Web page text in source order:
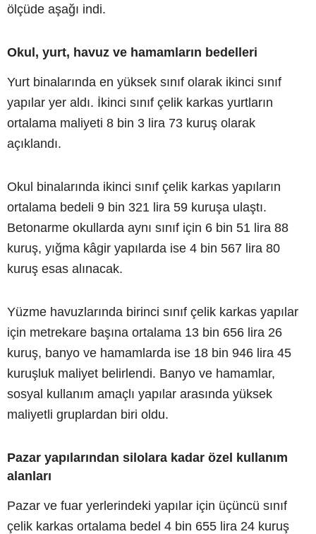
ölçüde aşağı indi.
Okul, yurt, havuz ve hamamların bedelleri
Yurt binalarında en yüksek sınıf olarak ikinci sınıf
yapılar yer aldı. İkinci sınıf çelik karkas yurtların
ortalama maliyeti 8 bin 3 lira 73 kuruş olarak
açıklandı.
Okul binalarında ikinci sınıf çelik karkas yapıların
ortalama bedeli 9 bin 321 lira 59 kuruşa ulaştı.
Betonarme okullarda aynı sınıf için 6 bin 51 lira 88
kuruş, yığma kâgir yapılarda ise 4 bin 567 lira 80
kuruş esas alınacak.
Yüzme havuzlarında birinci sınıf çelik karkas yapılar
için metrekare başına ortalama 13 bin 656 lira 26
kuruş, banyo ve hamamlarda ise 18 bin 946 lira 45
kuruşluk maliyet belirlendi. Banyo ve hamamlar,
sosyal kullanım amaçlı yapılar arasında yüksek
maliyetli gruplardan biri oldu.
Pazar yapılarından silolara kadar özel kullanım
alanları
Pazar ve fuar yerlerindeki yapılar için üçüncü sınıf
çelik karkas ortalama bedel 4 bin 655 lira 24 kuruş